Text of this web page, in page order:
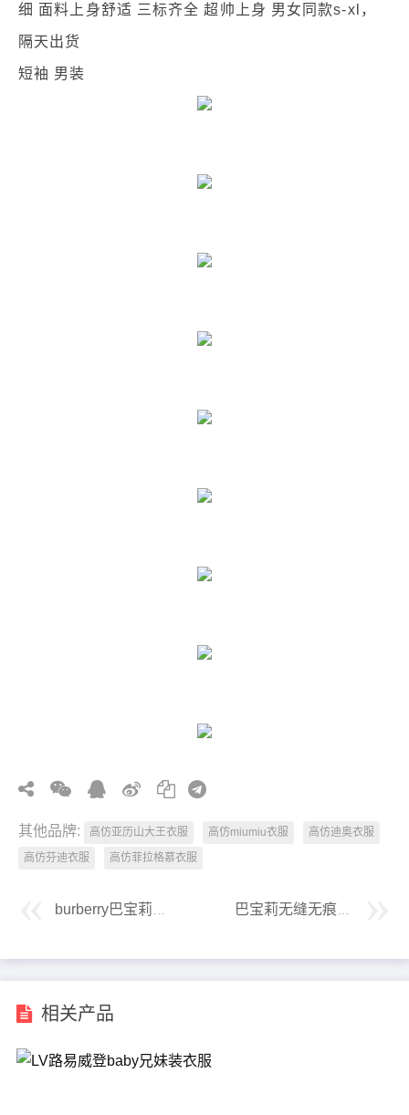
细 面料上身舒适 三标齐全 超帅上身 男女同款s-xl，
隔天出货
短袖 男装
其他品牌: 高仿亚历山大王衣服 高仿miumiu衣服
高仿迪奥衣服
高仿芬迪衣服
高仿菲拉格慕衣服
相关产品